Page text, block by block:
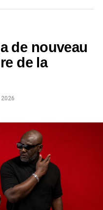
de nouveau
de la